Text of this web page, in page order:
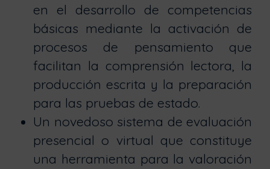
en el desarrollo de competencias
básicas mediante la activación de
procesos de pensamiento que
facilitan la comprensión lectora, la
producción escrita y la preparación
para las pruebas de estado.
Un novedoso sistema de evaluación
presencial o virtual que constituye
una herramienta para la valoración